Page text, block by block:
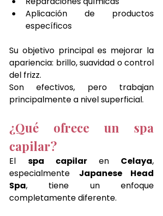
Aplicación de productos
específicos
Su objetivo principal es mejorar la
apariencia: brillo, suavidad o control
del frizz.
Son efectivos, pero trabajan
principalmente a nivel superficial.
¿Qué ofrece un spa
capilar?
El spa capilar en Celaya,
especialmente Japanese Head
Spa, tiene un enfoque
completamente diferente.